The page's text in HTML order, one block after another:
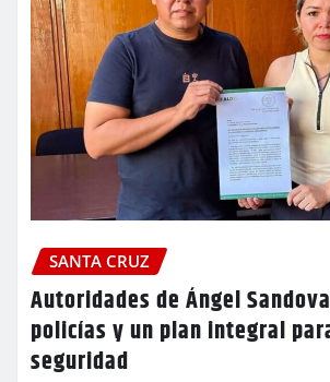
SANTA CRUZ
Autoridades de Ángel
policías y un plan integral
seguridad